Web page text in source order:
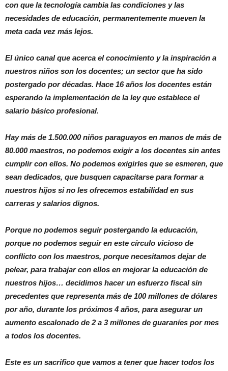
con que la tecnología cambia las condiciones y las
necesidades de educación, permanentemente mueven la
meta cada vez más lejos.
El único canal que acerca el conocimiento y la inspiración a
nuestros niños son los docentes; un sector que ha sido
postergado por décadas. Hace 16 años los docentes están
esperando la implementación de la ley que establece el
salario básico profesional.
Hay más de 1.500.000 niños paraguayos en manos de más de
80.000 maestros, no podemos exigir a los docentes sin antes
cumplir con ellos. No podemos exigirles que se esmeren, que
sean dedicados, que busquen capacitarse para formar a
nuestros hijos si no les ofrecemos estabilidad en sus
carreras y salarios dignos.
Porque no podemos seguir postergando la educación,
porque no podemos seguir en este círculo vicioso de
conflicto con los maestros, porque necesitamos dejar de
pelear, para trabajar con ellos en mejorar la educación de
nuestros hijos… decidimos hacer un esfuerzo fiscal sin
precedentes que representa más de 100 millones de dólares
por año, durante los próximos 4 años, para asegurar un
aumento escalonado de 2 a 3 millones de guaraníes por mes
a todos los docentes.
Este es un sacrifico que vamos a tener que hacer todos los